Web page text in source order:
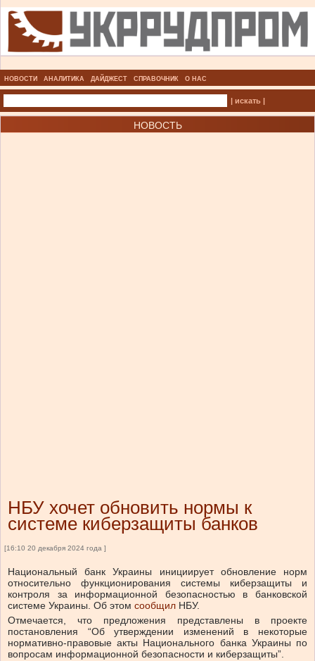
НОВОСТИ АНАЛИТИКА ДАЙДЖЕСТ СПРАВОЧНИК О НАС
| искать |
НОВОСТЬ
НБУ хочет обновить нормы к
системе киберзащиты банков
[16:10 20 декабря 2024 года ]
Национальный банк Украины инициирует обновление норм
относительно функционирования системы киберзащиты и
контроля за информационной безопасностью в банковской
системе Украины. Об этом сообщил НБУ.
Отмечается, что предложения представлены в проекте
постановления “Об утверждении изменений в некоторые
нормативно-правовые акты Национального банка Украины по
вопросам информационной безопасности и киберзащиты”.